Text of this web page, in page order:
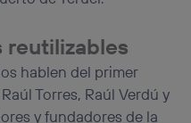
reutilizables
hablen del primer
Torres, Raúl Verdú y
y fundadores de la
será más
únicamente en la